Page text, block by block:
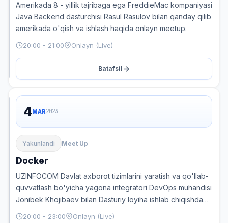
Amerikada 8 - yillik tajribaga ega FreddieMac kompaniyasi
Java Backend dasturchisi Rasul Rasulov bilan qanday qilib
amerikada o'qish va ishlash haqida onlayn meetup.
20:00 - 21:00 Onlayn (Live)
Batafsil
4MAR2023
Yakunlandi Meet Up
Docker
UZINFOCOM Davlat axborot tizimlarini yaratish va qo'llab-
quvvatlash bo'yicha yagona integratori DevOps muhandisi
Jonibek Khojibaev bilan Dasturiy loyiha ishlab chiqishda…
20:00 - 23:00 Onlayn (Live)